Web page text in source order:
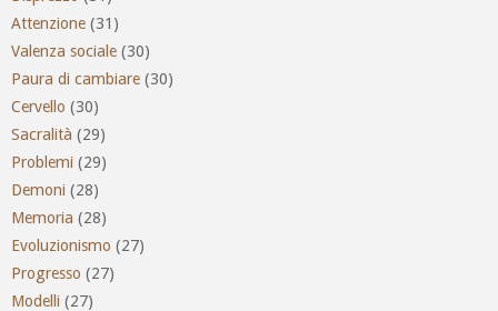
Attenzione (31)
Valenza sociale (30)
Paura di cambiare (30)
Cervello (30)
Sacralità (29)
Problemi (29)
Demoni (28)
Memoria (28)
Evoluzionismo (27)
Progresso (27)
Modelli (27)